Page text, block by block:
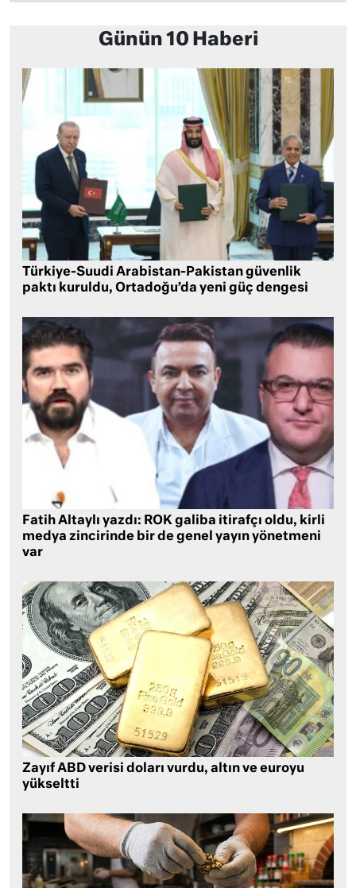
Günün 10 Haberi
Türkiye-Suudi Arabistan-Pakistan güvenlik
paktı kuruldu, Ortadoğu’da yeni güç dengesi
Fatih Altaylı yazdı: ROK galiba itirafçı oldu, kirli
medya zincirinde bir de genel yayın yönetmeni
var
Zayıf ABD verisi doları vurdu, altın ve euroyu
yükseltti